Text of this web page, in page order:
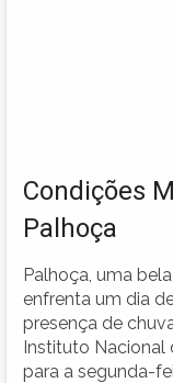
Condições
Palhoça
Palhoça, uma
enfrenta um dia
presença de
Instituto Nacional
para a segunda-